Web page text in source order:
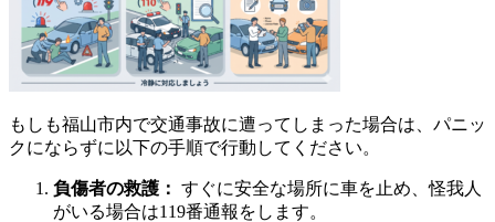
もしも福山市内で交通事故に遭ってしまった場合は、パニッ
クにならずに以下の手順で行動してください。
負傷者の救護： すぐに安全な場所に車を止め、怪我人
がいる場合は119番通報をします。